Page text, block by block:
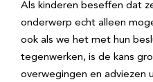
Als kinderen beseffen dat
onderwerp echt alleen
ook als we het met hun
tegenwerken, is de kans
overwegingen en adviezen